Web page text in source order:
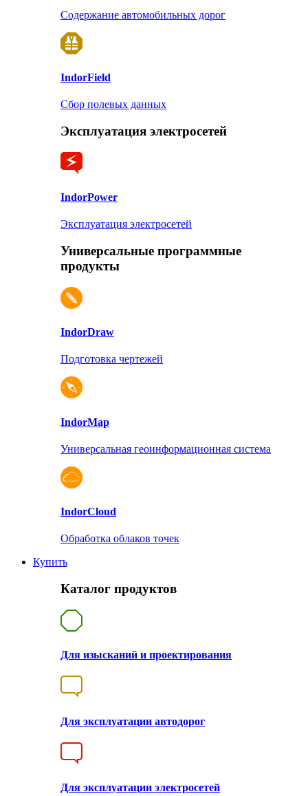
Содержание автомобильных дорог
IndorField
Сбор полевых данных
Эксплуатация электросетей
IndorPower
Эксплуатация электросетей
Универсальные программные
продукты
IndorDraw
Подготовка чертежей
IndorMap
Универсальная геоинформационная система
IndorCloud
Обработка облаков точек
Купить
Каталог продуктов
Для изысканий и проектирования
Для эксплуатации автодорог
Для эксплуатации электросетей